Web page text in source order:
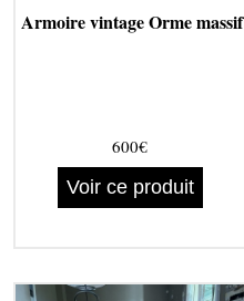
Armoire vintage Orme massif
600€
Voir ce produit